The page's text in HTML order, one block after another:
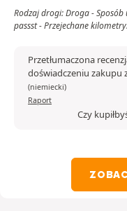
Rodzaj drogi: Droga -
passst - Przejechane
Przetłumaczona
doświadczeniu zakupu
(niemiecki)
Raport
Czy